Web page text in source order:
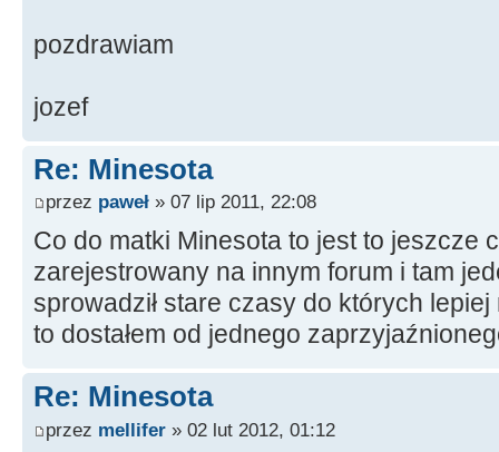
pozdrawiam
jozef
Re: Minesota
przez paweł » 07 lip 2011, 22:08
Co do matki Minesota to jest to jeszcze
zarejestrowany na innym forum i tam
sprowadził stare czasy do których
to dostałem od jednego
Re: Minesota
przez mellifer » 02 lut 2012, 01:12